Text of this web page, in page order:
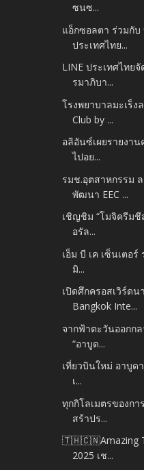
ซนซ...
แอ็กซอลตา ร่วมกับ
ประเทศไทย...
LINE ประเทศไทย
รมาภิบา...
โรงพยาบาลมะเร็ง
Club by ...
อลิอันซ์เผยรายงา
ไปอย...
รมช.อุตสาหกรรม
พัฒนา EEC ...
เชิญชิม “โมจิครีมชี
อรัล...
เอ็ม บี เค เซ็นเตอ
มิ...
เปิดศึกครอสเวิร์ด
Bangkok Inte...
จากฟ้าตะวันออกก
“อาบูด...
เที่ยวบินใหม่ อาบูด
เ...
ทุกกิโลเมตรของก
สร้าปร...
🇹🇭🇨🇳Amazing
2025 เช...